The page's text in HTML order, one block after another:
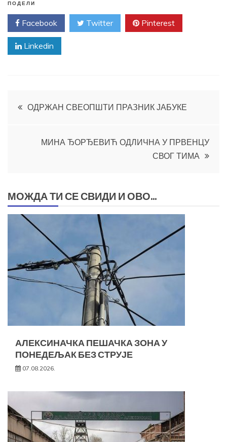
ПОДЕЛИ
Facebook Twitter Pinterest
Linkedin
Кретање
ОДРЖАН СВЕОПШТИ ПРАЗНИК ЈАБУКЕ
МИНА ЂОРЂЕВИЋ ОДЛИЧНА У ПРВЕНЦУ
СВОГ ТИМА
МОЖДА ТИ СЕ СВИДИ И ОВО...
АЛЕКСИНАЧКА ПЕШАЧКА ЗОНА У
ПОНЕДЕЉАК БЕЗ СТРУЈЕ
07.08.2026.